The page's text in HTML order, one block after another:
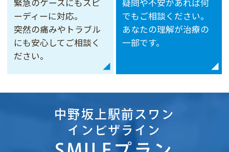
緊急のケースにもスピ
ーディーに対応。
突然の痛みやトラブル
にも安心してご相談く
ださい。
疑問や不安があれば何
でもご相談ください。
あなたの理解が治療の
一部です。
中野坂上駅前スワン
インビザライン